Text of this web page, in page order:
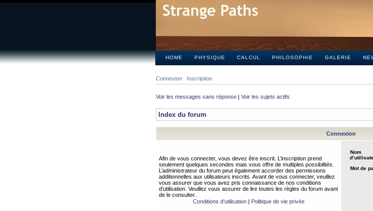
HOME PHYSIQUE CALCUL PHILOSOPHIE GALERIE
Connexion Inscription
Voir les messages sans réponse | Voir les sujets actifs
Index du forum
Connexion
Afin de vous connecter, vous devez être inscrit. L’inscription prend
seulement quelques secondes mais vous offre de multiples possibilités.
L’administrateur du forum peut également accorder des permissions
additionnelles aux utilisateurs inscrits. Avant de vous connecter, veuillez
vous assurer que vous avez pris connaissance de nos conditions
d’utilisation. Veuillez vous assurer de lire toutes les règles du forum avant
de le consulter.
Conditions d’utilisation| Politique de vie privée
Nom
Mot de